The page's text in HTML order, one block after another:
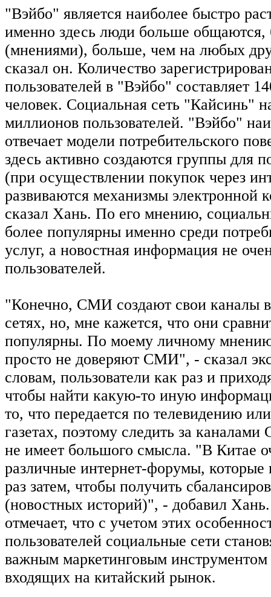
"Вэйбо" является наиболее быстро
именно здесь люди больше общаются,
(мнениями), больше, чем на любых
сказал он. Количество
пользователей в "Вэйбо" составляет
человек. Социальная сеть "Кайсинь"
миллионов пользователей. "Вэйбо"
отвечает модели потребительского
здесь активно создаются группы для
(при осуществлении покупок через
развиваются механизмы электронной
сказал Хань. По его мнению,
более популярны именно среди
услуг, а новостная информация не
пользователей.
"Конечно, СМИ создают свои каналы
сетях, но, мне кажется, что они
популярны. По моему личному
просто не доверяют СМИ", - сказал
словам, пользователи как раз и
чтобы найти какую-то иную
то, что передается по телевидению
газетах, поэтому следить за
не имеет большого смысла. "В Китае
различные интернет-форумы,
раз затем, чтобы получить
(новостных историй)", - добавил
отмечает, что с учетом этих
пользователей социальные сети
важным маркетинговым
входящих на китайский рынок.